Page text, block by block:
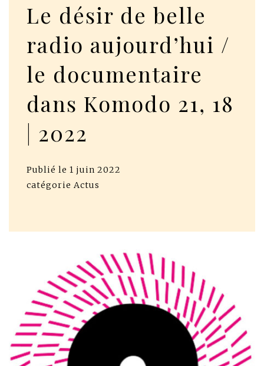
Le désir de belle
radio aujourd’hui /
le documentaire
dans Komodo 21, 18
| 2022
Publié le 1 juin 2022
catégorie Actus